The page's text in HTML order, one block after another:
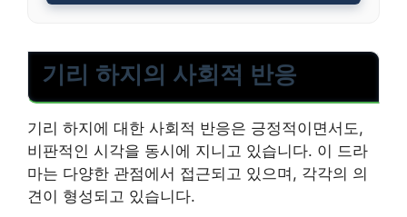
기리 하지의 사회적 반응
기리 하지에 대한 사회적 반응은 긍정적이면서도,
비판적인 시각을 동시에 지니고 있습니다. 이 드라
마는 다양한 관점에서 접근되고 있으며, 각각의 의
견이 형성되고 있습니다.